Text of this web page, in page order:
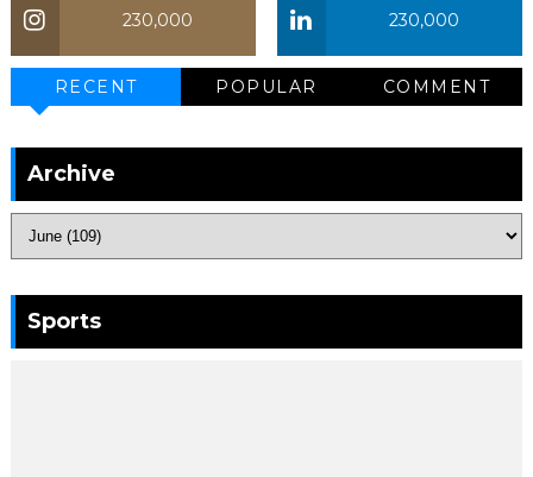
230,000
230,000
RECENT POPULAR COMMENT
Archive
Sports